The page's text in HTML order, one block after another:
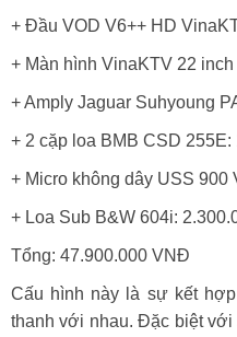
+ Đầu VOD V6++ HD
+ Màn hình VinaKTV 22
+ Amply Jaguar Suhyoung
+ 2 cặp loa BMB CSD
+ Micro không dây USS
+ Loa Sub B&W 604i:
Tổng: 47.900.000 VNĐ
Cấu hình này là sự kết
thanh với nhau. Đặc biệt với